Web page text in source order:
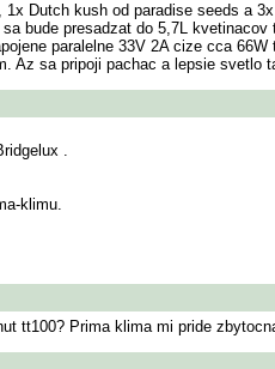
1x Dutch kush od paradise seeds a
bude presadzat do 5,7L kvetinacov
paralelne 33V 2A cize cca
Az sa pripoji pachac a lepsie svetlo
.
klimu.
tt100? Prima klima mi pride